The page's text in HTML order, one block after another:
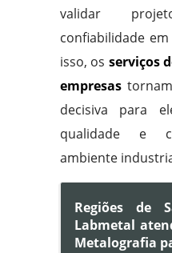
validar
confiabilidade
isso, os serviços
empresas
decisiva para
qualidade e
ambiente
Regiões de
Labmetal
Metalografia